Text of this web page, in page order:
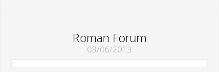
Roman Forum
03/06/2013